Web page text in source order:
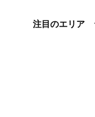
注目のエリア